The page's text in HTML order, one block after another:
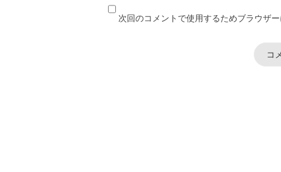
次回のコメントで使用するためブラウザ